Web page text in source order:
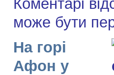
Коментарі
може бути
На горі
Афон у